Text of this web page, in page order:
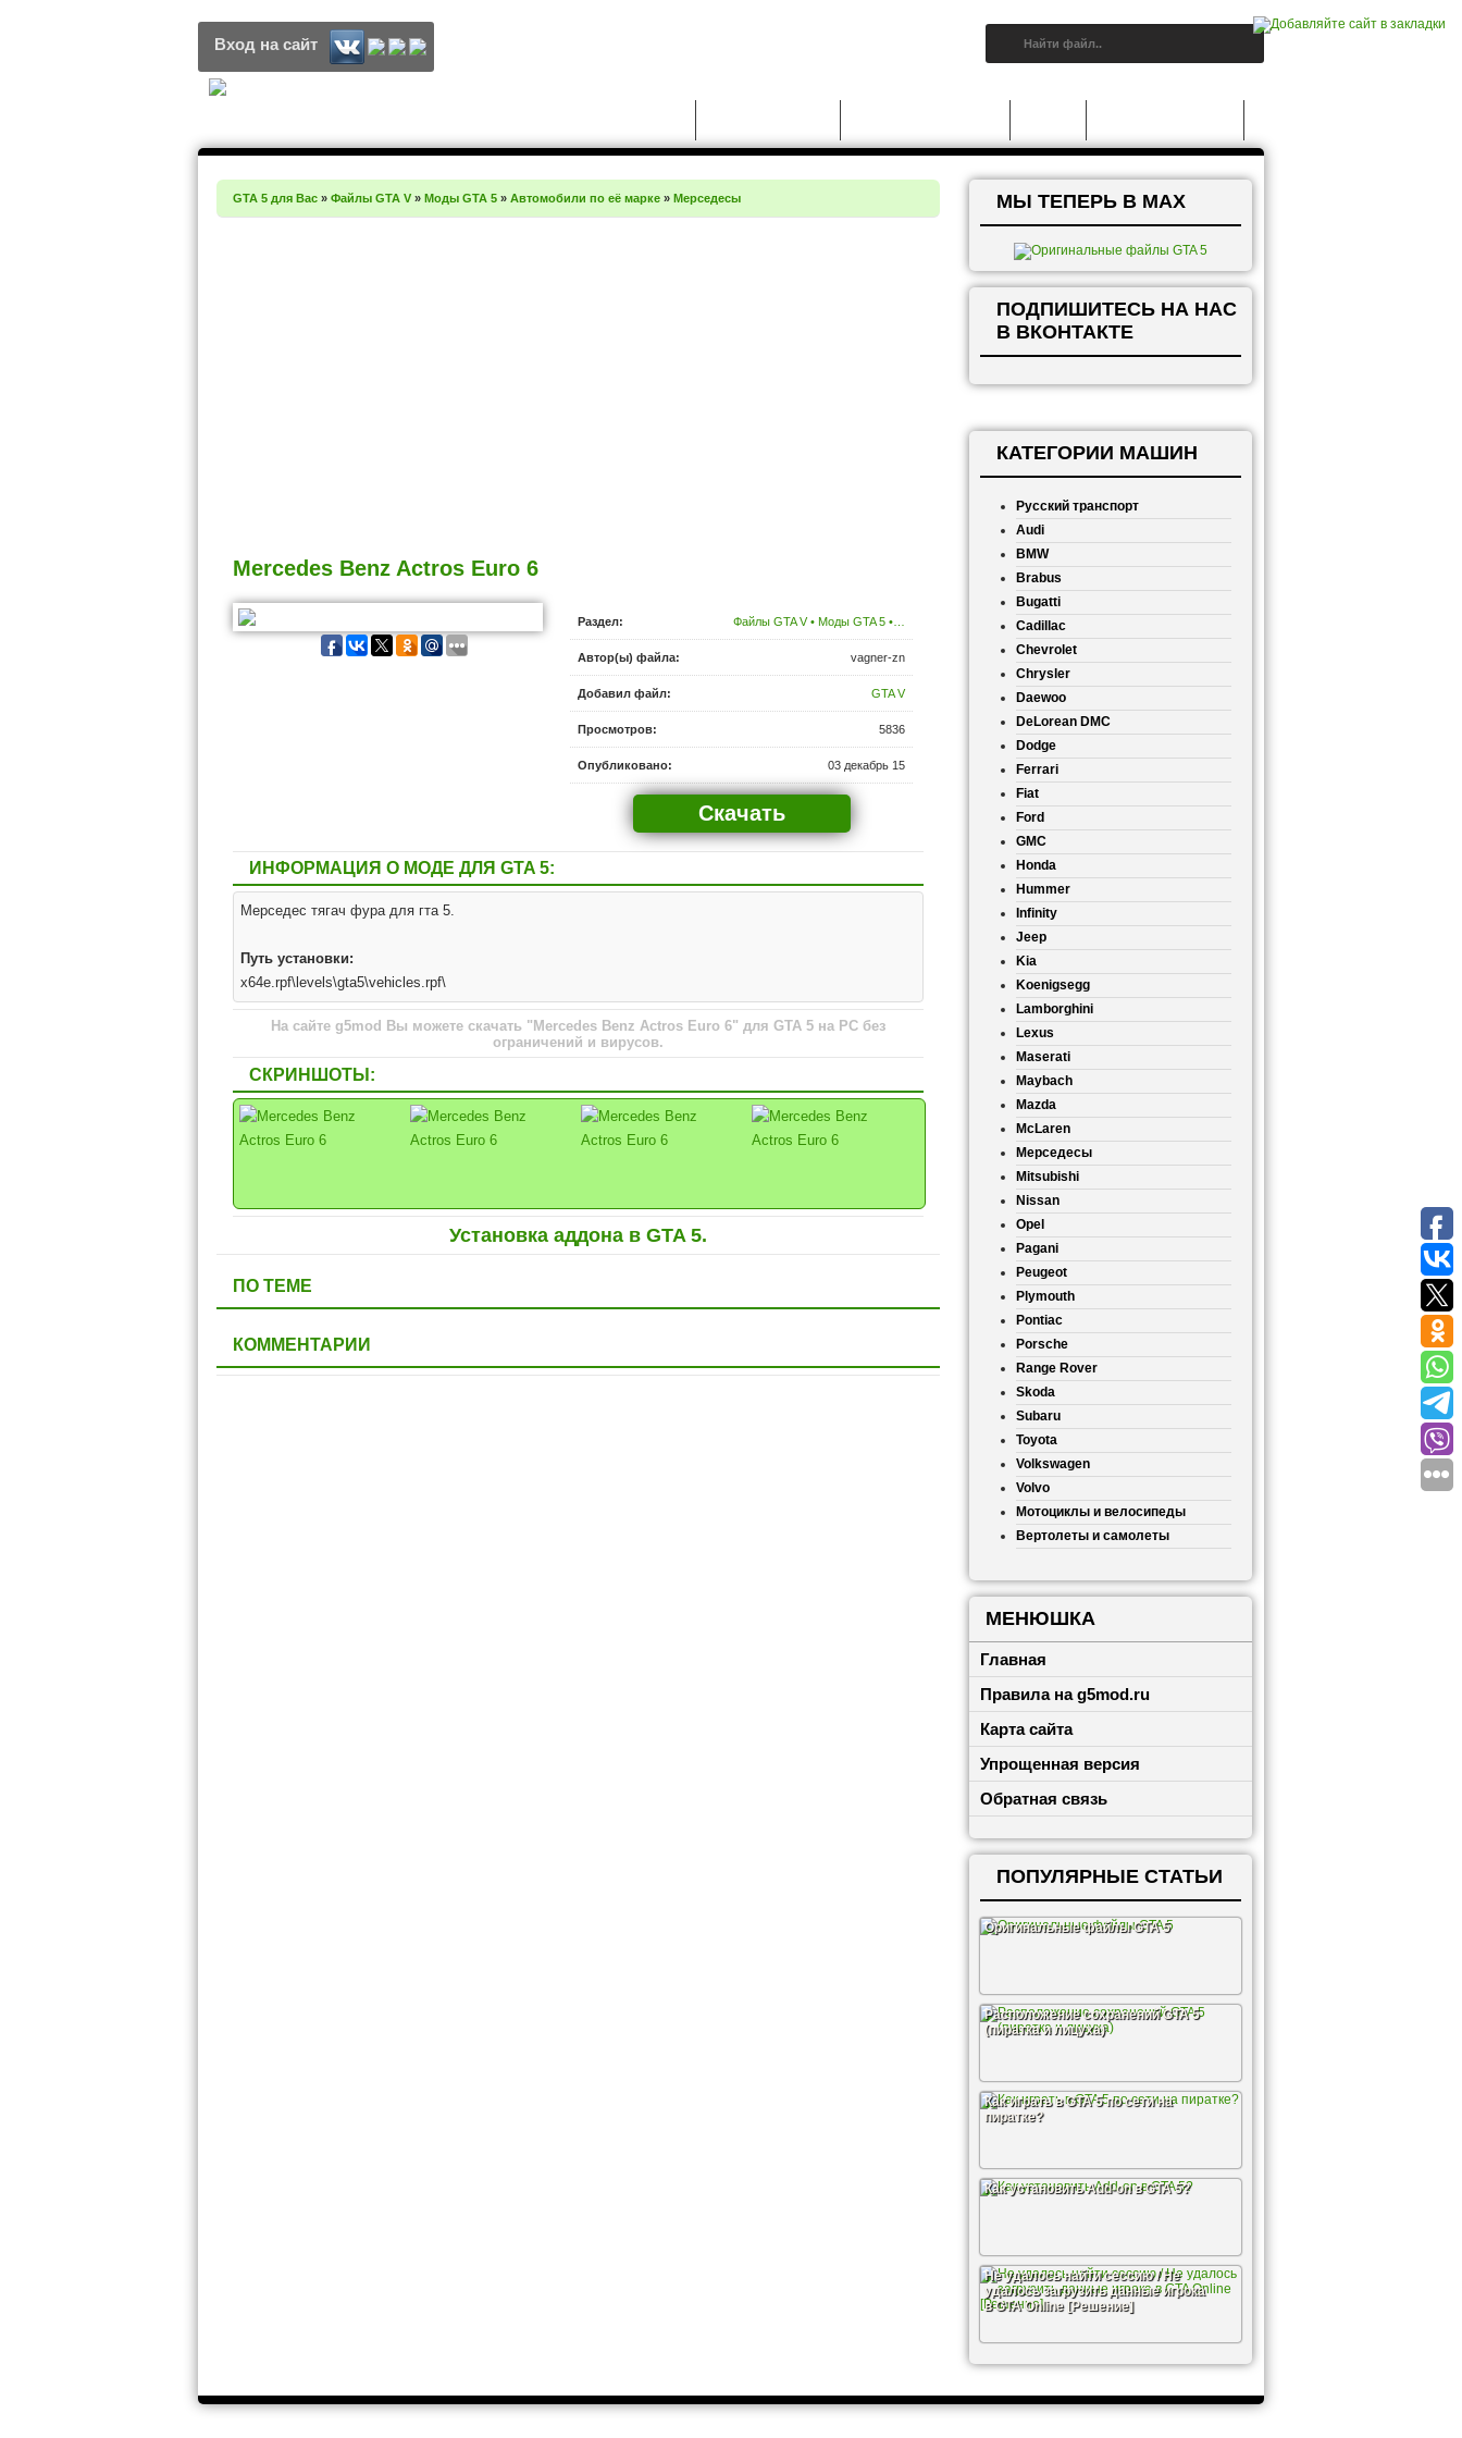
Вход на сайт
GTA 5 для Вас » Файлы GTA V » Моды GTA 5 » Автомобили по её марке » Мерседесы
Mercedes Benz Actros Euro 6
Раздел: Файлы GTA V • Моды GTA 5 •…
Автор(ы) файла: vagner-zn
Добавил файл: GTA V
Просмотров: 5836
Опубликовано: 03 декабрь 15
Скачать
ИНФОРМАЦИЯ О МОДЕ ДЛЯ GTA 5:
Мерседес тягач фура для гта 5.
Путь установки:
x64e.rpf\levels\gta5\vehicles.rpf\
На сайте g5mod Вы можете скачать "Mercedes Benz Actros Euro 6" для GTA 5 на PC без
ограничений и вирусов.
СКРИНШОТЫ:
Установка аддона в GTA 5.
ПО ТЕМЕ
КОММЕНТАРИИ
МЫ ТЕПЕРЬ В MAX
ПОДПИШИТЕСЬ НА НАС
В ВКОНТАКТЕ
КАТЕГОРИИ МАШИН
Русский транспорт
Audi
BMW
Brabus
Bugatti
Cadillac
Chevrolet
Chrysler
Daewoo
DeLorean DMC
Dodge
Ferrari
Fiat
Ford
GMC
Honda
Hummer
Infinity
Jeep
Kia
Koenigsegg
Lamborghini
Lexus
Maserati
Maybach
Mazda
McLaren
Мерседесы
Mitsubishi
Nissan
Opel
Pagani
Peugeot
Plymouth
Pontiac
Porsche
Range Rover
Skoda
Subaru
Toyota
Volkswagen
Volvo
Мотоциклы и велосипеды
Вертолеты и самолеты
МЕНЮШКА
Главная
Правила на g5mod.ru
Карта сайта
Упрощенная версия
Обратная связь
ПОПУЛЯРНЫЕ СТАТЬИ
Оригинальные файлы GTA 5
Расположение сохранений GTA 5
(пиратка и лицуха)
Как играть в GTA 5 по сети на
пиратке?
Как установить Add-on в GTA 5?
Не удалось найти сессию / Не
удалось загрузить данные игрока
в GTA Online [Решение]